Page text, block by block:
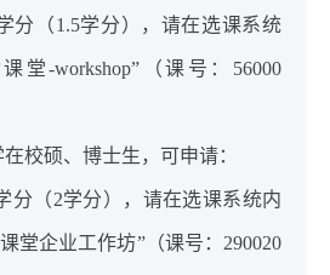
分（1.5学分），请在选课系统
堂-workshop”（课号：56000
在校硕、博士生，可申请：
分（2学分），请在选课系统内
堂企业工作坊”（课号：290020